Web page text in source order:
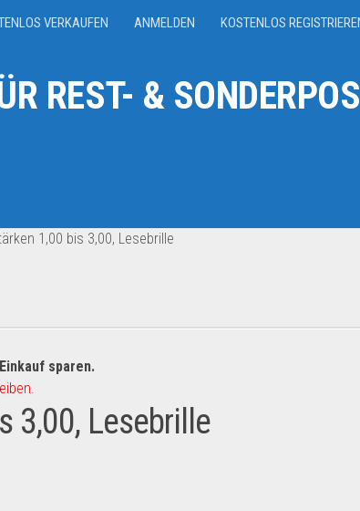
VERKAUFEN ANMELDEN KOSTENLOS
REST- &
1,00 bis 3,00, Lesebrille
sparen.
3,00, Lesebrille